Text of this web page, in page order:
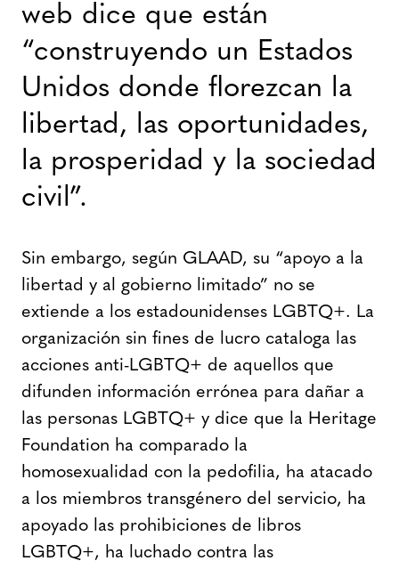
web dice que están
“construyendo un Estados
Unidos donde florezcan la
libertad, las oportunidades,
la prosperidad y la sociedad
civil”.
Sin embargo, según GLAAD, su “apoyo a la
libertad y al gobierno limitado” no se
extiende a los estadounidenses LGBTQ+. La
organización sin fines de lucro cataloga las
acciones anti-LGBTQ+ de aquellos que
difunden información errónea para dañar a
las personas LGBTQ+ y dice que la Heritage
Foundation ha comparado la
homosexualidad con la pedofilia, ha atacado
a los miembros transgénero del servicio, ha
apoyado las prohibiciones de libros
LGBTQ+, ha luchado contra las